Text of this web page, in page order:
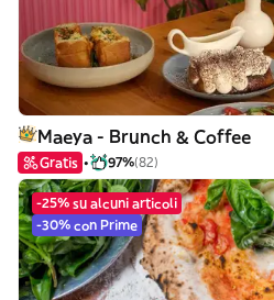
Maeya - Brunch & Coffee
Gratis 97%(82)
-25% su alcuni articoli
-30% con Prime